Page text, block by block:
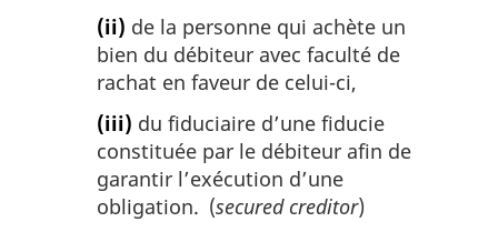
(ii) de la personne qui achète un
bien du débiteur avec faculté de
rachat en faveur de celui-ci,
(iii) du fiduciaire d’une fiducie
constituée par le débiteur afin de
garantir l’exécution d’une
obligation. (secured creditor)